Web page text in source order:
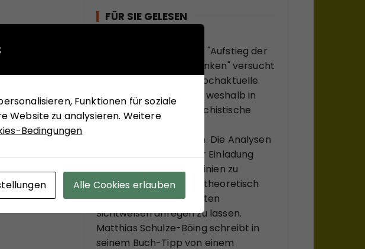
FÜR SIE GELESEN
Mit seinem neuen Buch "Aufstieg der
Rechten, Abstieg der Linken" versucht
Hans-Jürgen Arlt die hochaktuelle
Frage zu beantworten, weshalb in
modernen Ländern faschistische
Anziehungskraft haben. Die Analysen
des Buches sollen einer Einladung
sein, bekannte Diskurslinien zu
verlassen, sich, systemtheoretisch
inspiriert, zu ungewohnten
Sichtweisen anregen zu lassen.
Matthias Schulze-Böing schreibt in
seinem Buch-Tipp von einem
Funktionen für soziale
Website zu analysieren. Weitere
Bedingungen
Alle Cookies erlauben